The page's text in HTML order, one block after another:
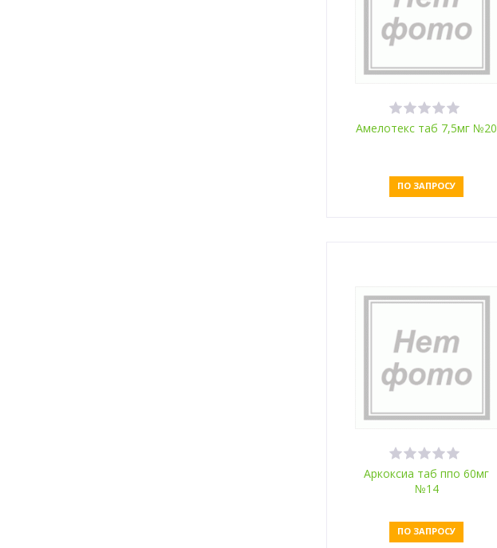
Амелотекс таб 7,5мг №20
ПО ЗАПРОСУ
Аркоксиа таб ппо 60мг
№14
ПО ЗАПРОСУ